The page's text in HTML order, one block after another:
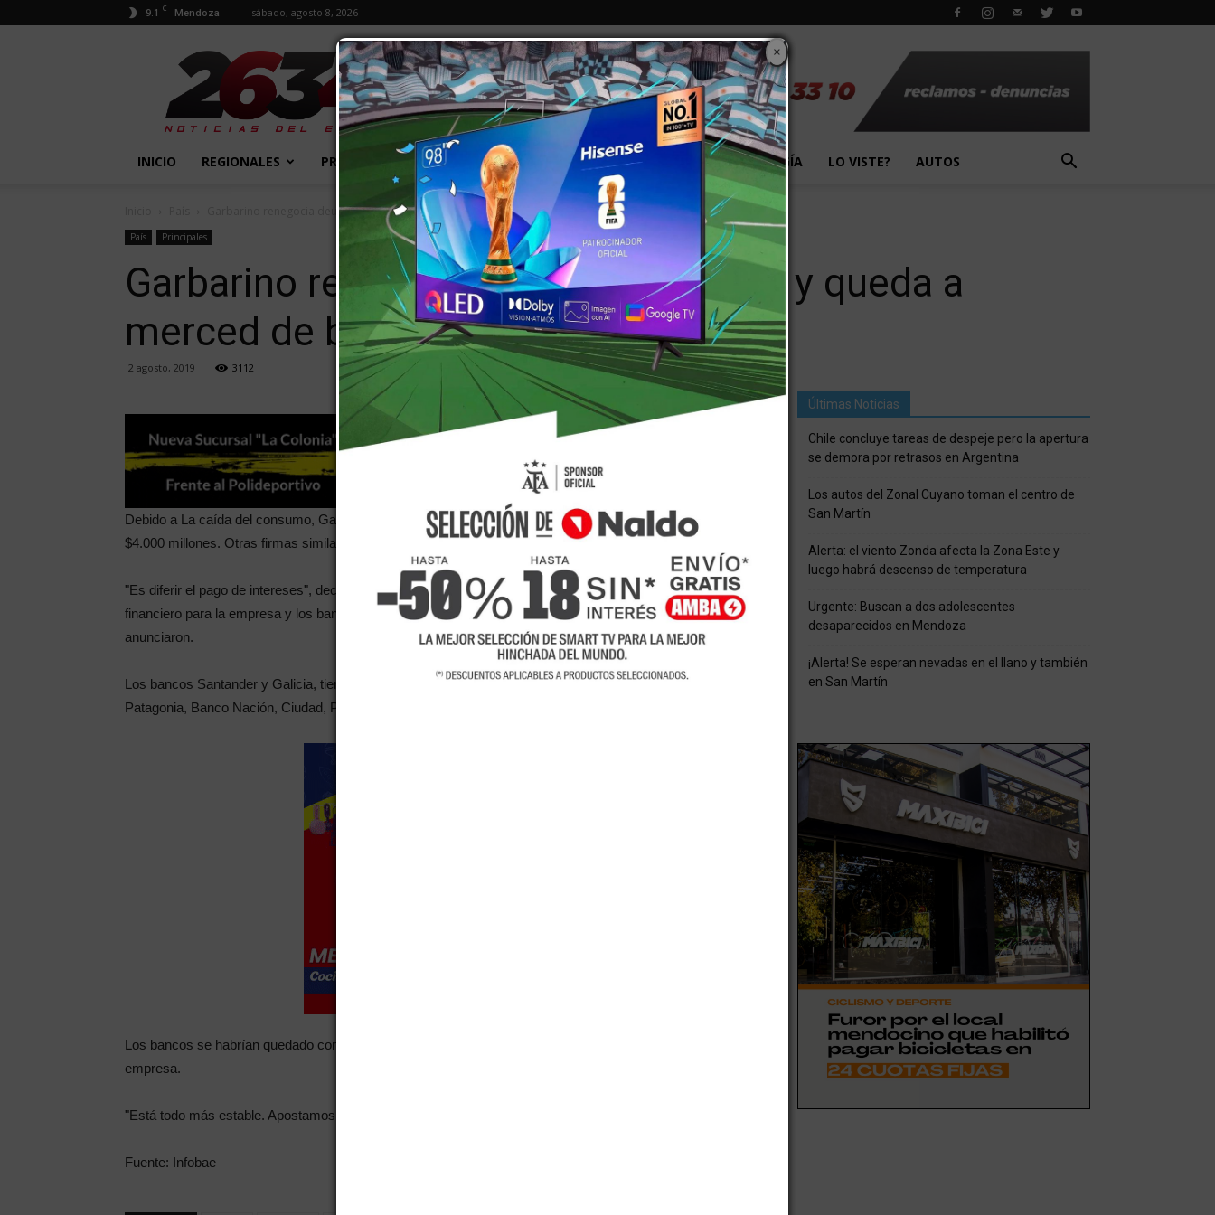
9.1 C Mendoza sábado, agosto 8, 2026
2634
Diario
INICIO REGIONALES PROVINCIALES EXTRA! MUNDO PAÍS EVENTOS TECNOLOGÍA LO VISTE? AUTOS
Garbarino renegocia deuda millonaria y queda a merced de bancos
País Principales
Garbarino renegocia deuda millonaria y queda a
merced de bancos
2 agosto, 2019 3112
Debido a La caída del consumo, Garbarino, tuvo que renegociar con bancos locales una deuda de unos
$4.000 millones. Otras firmas similares, como Ribeiro, solicitaron el Preceso Preventivo de Crisis.
"Es diferir el pago de intereses", declararon desde la empresa a Infobae. "Hay un significativo alivio
financiero para la empresa y los bancos están conformes porque se les va a pagar toda la deuda",
anunciaron.
Los bancos Santander y Galicia, tienen el 70% del total de la deuda, el resto está en manos de HSBC,
Patagonia, Banco Nación, Ciudad, Provincia y Bancor.
Los bancos se habrían quedado con un poder para, eventualmente, evaluar compradores y vender la
empresa.
"Está todo más estable. Apostamos a que el consumo va a mejorar", explican desde la compañía.
Fuente: Infobae
×
Últimas Noticias
Chile concluye tareas de despeje pero la apertura
se demora por retrasos en Argentina
Los autos del Zonal Cuyano toman el centro de
San Martín
Alerta: el viento Zonda afecta la Zona Este y
luego habrá descenso de temperatura
Urgente: Buscan a dos adolescentes
desaparecidos en Mendoza
¡Alerta! Se esperan nevadas en el llano y también
en San Martín